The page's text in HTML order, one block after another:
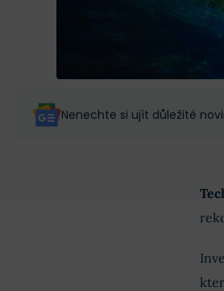
Nenechte si ujít důležité